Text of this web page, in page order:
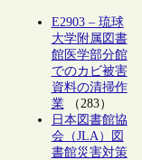
E2903 – 琉球
大学附属図書
館医学部分館
でのカビ被害
資料の清掃作
業（283）
日本図書館協
会（JLA）図
書館災害対策